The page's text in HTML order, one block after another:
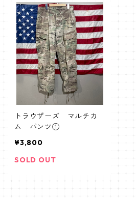
トラウザーズ マルチカ
ム パンツ①
¥3,800
SOLD OUT